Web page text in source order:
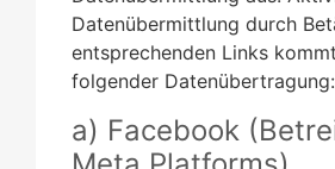
Datenübermittlung durch
entsprechenden Links
folgender Datenübertragung:
a) Facebook